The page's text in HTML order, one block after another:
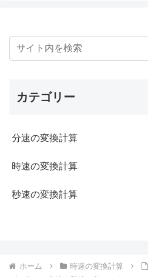
カテゴリー
分速の変換計算
時速の変換計算
秒速の変換計算
ホーム 時速の変換計算